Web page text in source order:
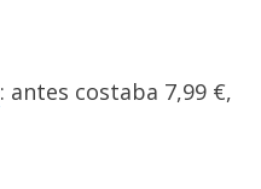
: antes costaba 7,99 €,